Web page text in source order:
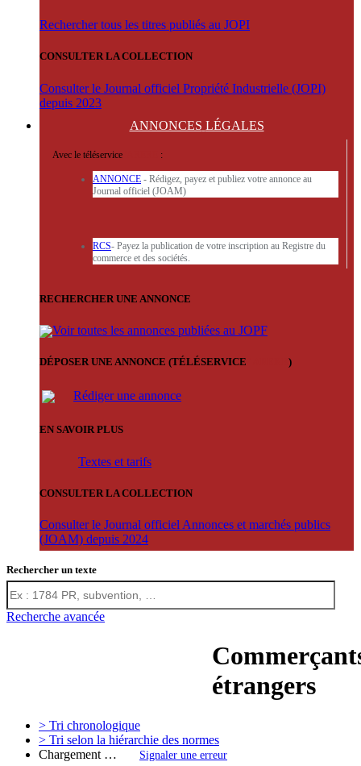
Rechercher tous les titres publiés au JOPI
CONSULTER LA COLLECTION
Consulter le Journal officiel Propriété Industrielle (JOPI)
depuis 2023
ANNONCES LÉGALES
Avec le téléservice :
ANNONCE - Rédigez, payez et publiez votre annonce au
Journal officiel (JOAM)
RCS- Payez la publication de votre inscription au Registre du
commerce et des sociétés.
RECHERCHER UNE ANNONCE
Voir toutes les annonces publiées au JOPF
DÉPOSER UNE ANNONCE (TÉLÉSERVICE )
Rédiger une annonce
EN SAVOIR PLUS
Textes et tarifs
CONSULTER LA COLLECTION
Consulter le Journal officiel Annonces et marchés publics
(JOAM) depuis 2024
Rechercher un texte
Recherche avancée
étrangers
> Tri chronologique
> Tri selon la hiérarchie des normes
Chargement …
Signaler une erreur